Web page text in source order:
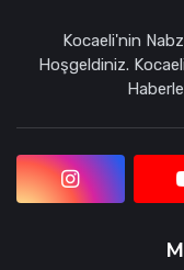
Kocaeli'nin
Hoşgeldiniz.